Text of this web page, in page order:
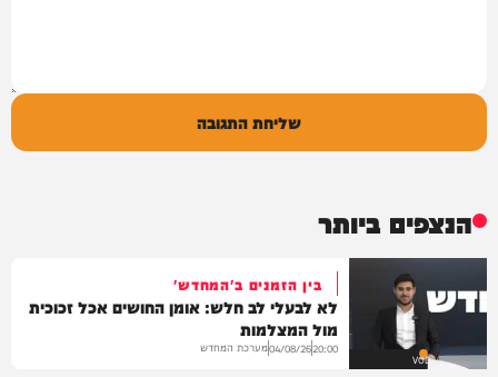
שליחת התגובה
הנצפים ביותר
VOD
בין הזמנים ב'המחדש'
לא לבעלי לב חלש: אומן החושים אכל זכוכית
מול המצלמות
20:00
04/08/26מערכת המחדש